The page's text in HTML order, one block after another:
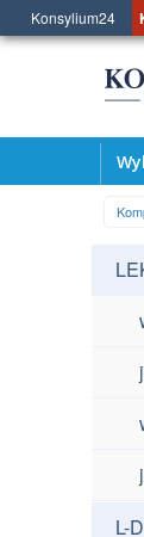
Konsylium24
L-